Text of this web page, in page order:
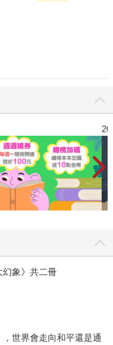
2026年8月金石堂強
幻象》共二冊
世界會走向和平還是通